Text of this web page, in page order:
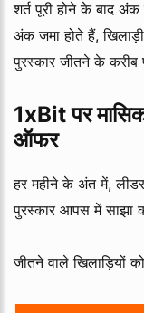
शर्त पूरी होने के बाद
अंक जमा होते हैं,
पुरस्कार जीतने के करीब
1xBit पर
ऑफर
हर महीने के अंत में,
पुरस्कार आपस में साझा
जीतने वाले खिलाड़ियों